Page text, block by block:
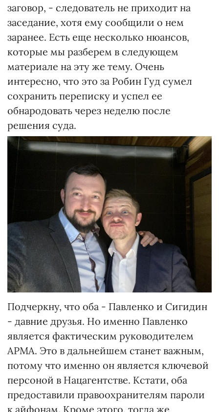
заговор, - следователь не приходит на
заседание, хотя ему сообщили о нем
заранее. Есть еще несколько нюансов,
которые мы разберем в следующем
материале на эту же тему. Очень
интересно, что это за Робин Гуд сумел
сохранить переписку и успел ее
обнародовать через неделю после
решения суда.
Подчеркну, что оба - Павленко и Сигидин
- давние друзья. Но именно Павленко
является фактическим руководителем
АРМА. Это в дальнейшем станет важным,
потому что именно он является ключевой
персоной в Нацагентстве. Кстати, оба
предоставили правоохранителям пароли
к айфонам. Кроме этого, тогда же